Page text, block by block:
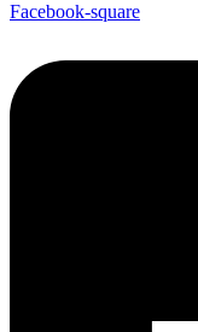
Facebook-square